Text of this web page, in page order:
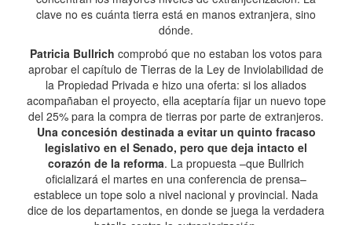
clave no es cuánta tierra está en manos extranjera, sino
dónde.
Patricia Bullrich comprobó que no estaban los votos para
aprobar el capítulo de Tierras de la Ley de Inviolabilidad de
la Propiedad Privada e hizo una oferta: si los aliados
acompañaban el proyecto, ella aceptaría fijar un nuevo tope
del 25% para la compra de tierras por parte de extranjeros.
Una concesión destinada a evitar un quinto fracaso
legislativo en el Senado, pero que deja intacto el
corazón de la reforma. La propuesta –que Bullrich
oficializará el martes en una conferencia de prensa–
establece un tope solo a nivel nacional y provincial. Nada
dice de los departamentos, en donde se juega la verdadera